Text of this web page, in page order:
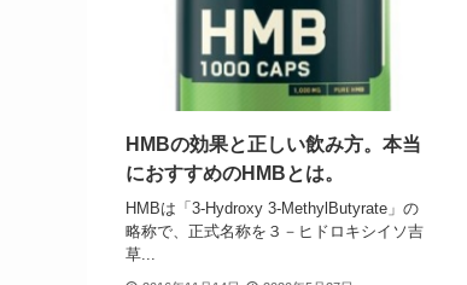
HMBの効果と正しい飲み方。本当
におすすめのHMBとは。
HMBは「3-Hydroxy 3-MethylButyrate」の
略称で、正式名称を３－ヒドロキシイソ吉
草...